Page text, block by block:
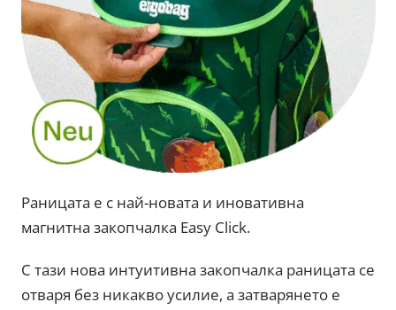
Раницата е с най-новата и иновативна
магнитна закопчалка Easy Click.
С тази нова интуитивна закопчалка раницата се
отваря без никакво усилие, а затварянето е